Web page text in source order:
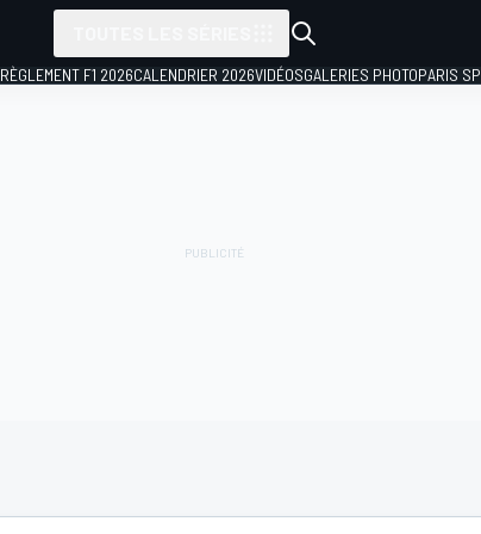
RÈGLEMENT F1 2026CALENDRIER 2026VIDÉOSGALERIES PHOTOPARIS